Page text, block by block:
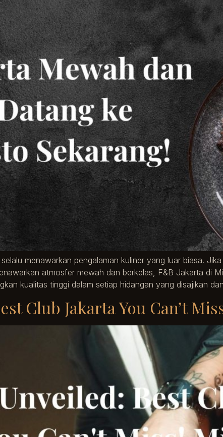
menawarkan pengalaman kuliner yang luar biasa.
atmosfer mewah dan berkelas, F&B Jakarta di
kualitas tinggi dalam setiap hidangan yang disajikan
Club Jakarta You Can’t